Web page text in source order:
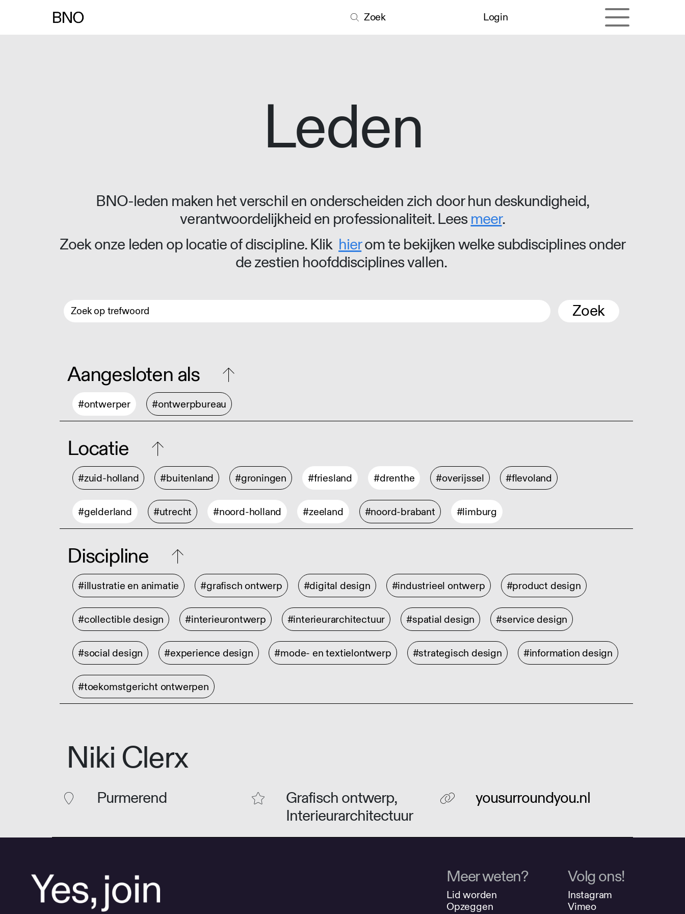
Zoek Login
Leden
BNO-leden maken het verschil en onderscheiden zich door hun deskundigheid,
verantwoordelijkheid en professionaliteit. Leesmeer.
Zoek onze leden op locatie of discipline. Klik hierom te bekijken welke subdisciplines onder
de zestien hoofddisciplines vallen.
Zoek
Aangesloten als
#ontwerper #ontwerpbureau
Locatie
#zuid-holland #buitenland #groningen #friesland #drenthe #overijssel #flevoland
#gelderland #utrecht #noord-holland #zeeland #noord-brabant #limburg
Discipline
#illustratie en animatie #grafisch ontwerp #digital design #industrieel ontwerp #product design
#collectible design #interieurontwerp #interieurarchitectuur #spatial design #service design
#social design #experience design #mode- en textielontwerp #strategisch design #information design
#toekomstgericht ontwerpen
Niki Clerx
Purmerend
Grafisch ontwerp,
Interieurarchitectuur
yousurroundyou.nl
Meer weten?
Lid worden
Opzeggen
Volg ons!
Instagram
Vimeo